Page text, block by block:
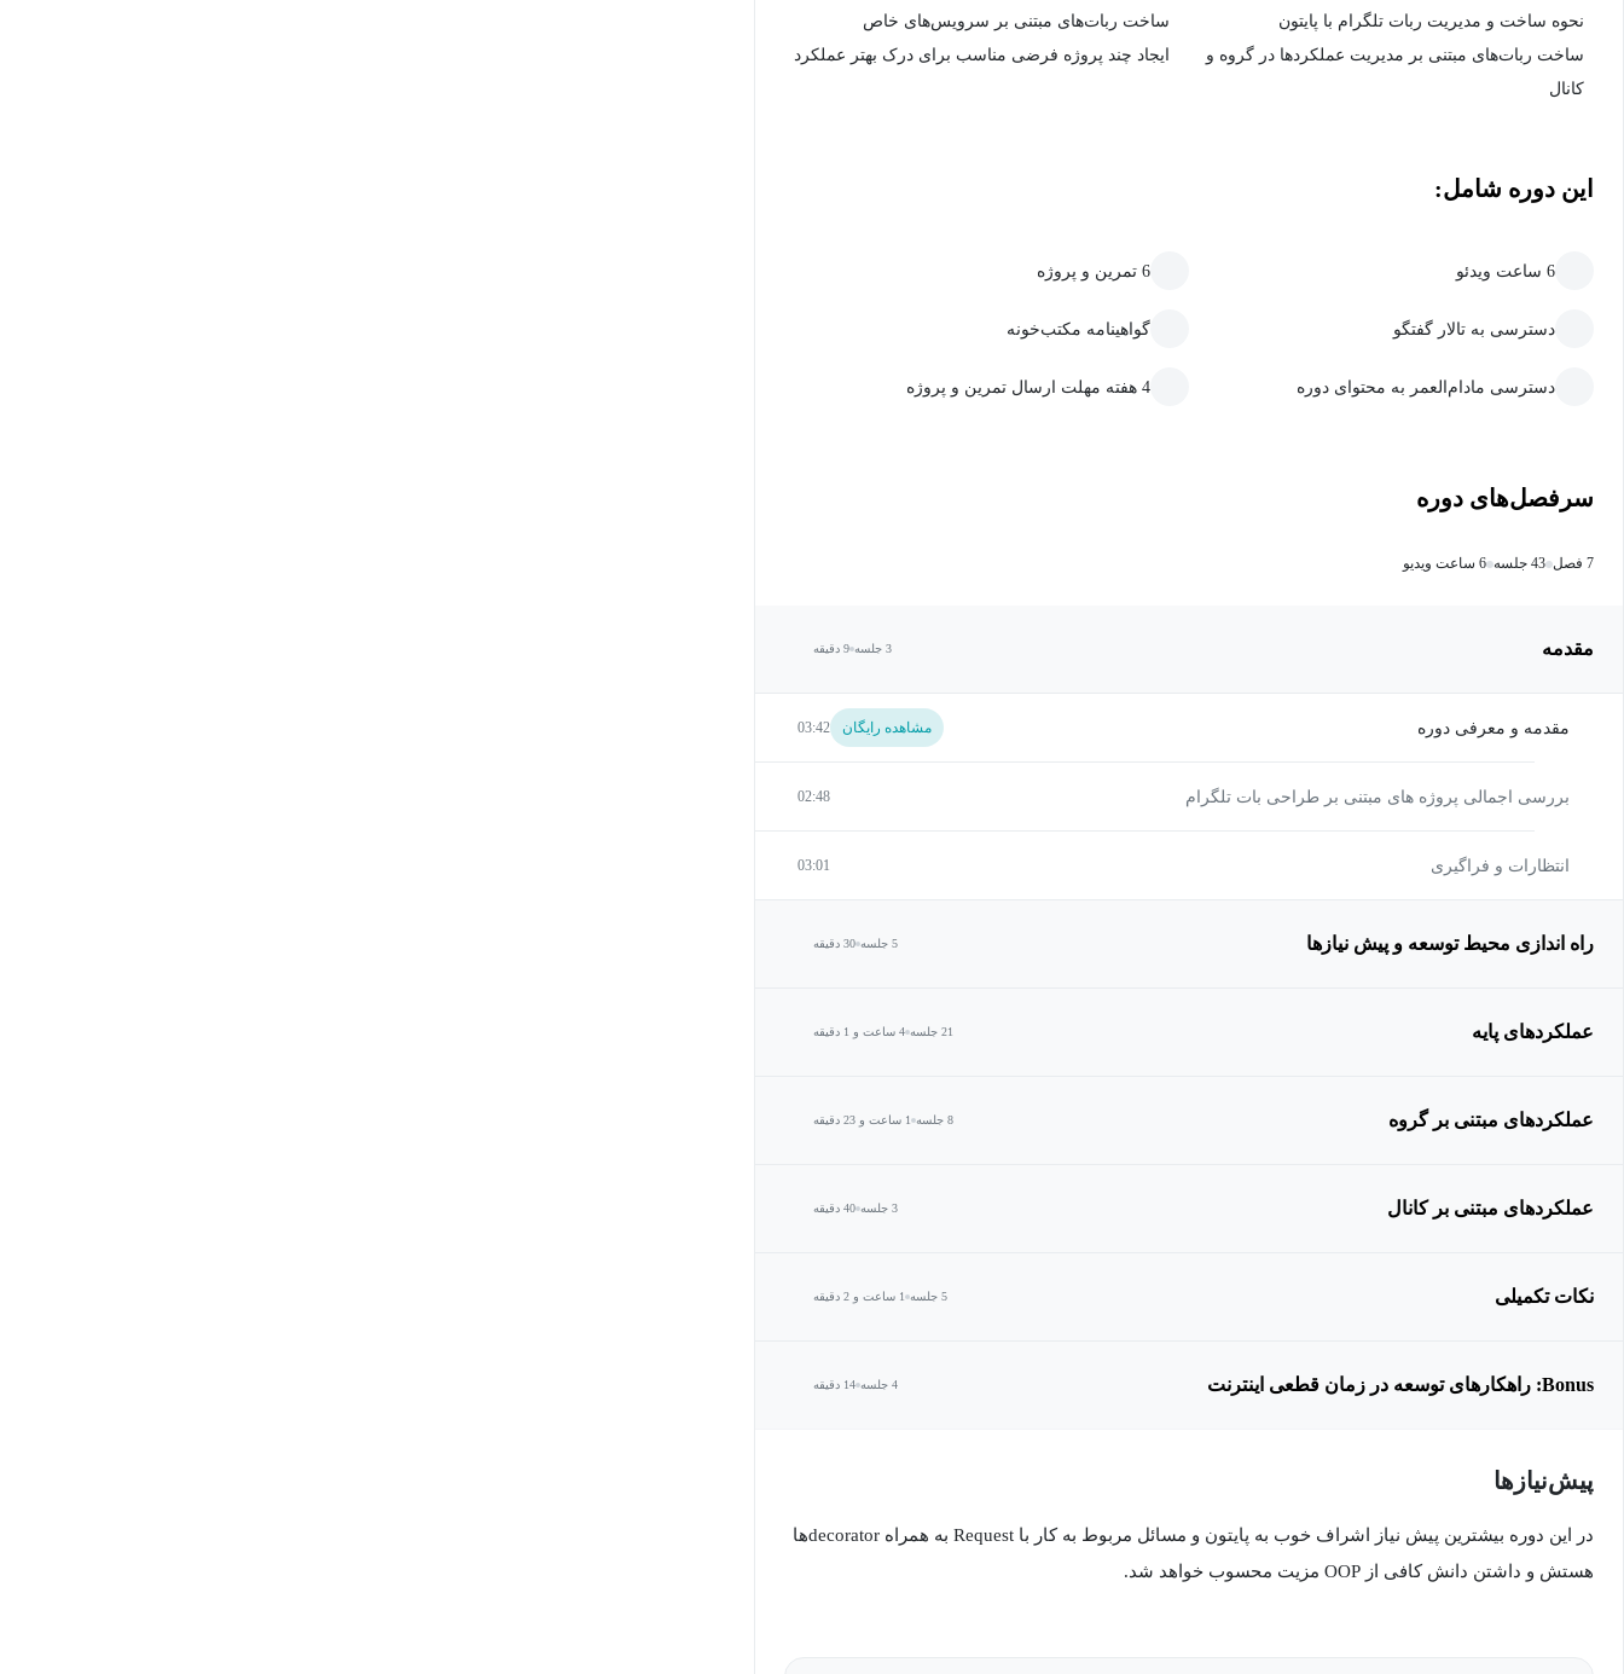
نحوه ساخت و مدیریت ربات تلگرام با پایتون
ساخت ربات‌های مبتنی بر سرویس‌های خاص
ساخت ربات‌های مبتنی بر مدیریت عملکردها در گروه و
کانال
ایجاد چند پروژه فرضی مناسب برای درک بهتر عملکرد
این دوره شامل:
6 ساعت ویدئو 6 تمرین و پروژه
دسترسی به تالار گفتگو گواهینامه مکتب‌خونه
دسترسی مادام‌العمر به محتوای دوره 4 هفته مهلت ارسال تمرین و پروژه
سرفصل‌های دوره
7 فصل 43 جلسه 6 ساعت ویدیو
مقدمه 3 جلسه 9 دقیقه
مقدمه و معرفی دوره مشاهده رایگان 03:42
بررسی اجمالی پروژه های مبتنی بر طراحی بات تلگرام 02:48
انتظارات و فراگیری 03:01
راه اندازی محیط توسعه و پیش نیازها 5 جلسه 30 دقیقه
عملکردهای پایه 21 جلسه 4 ساعت و 1 دقیقه
عملکردهای مبتنی بر گروه 8 جلسه 1 ساعت و 23 دقیقه
عملکردهای مبتنی بر کانال 3 جلسه 40 دقیقه
نکات تکمیلی 5 جلسه 1 ساعت و 2 دقیقه
Bonus: راهکارهای توسعه در زمان قطعی اینترنت 4 جلسه 14 دقیقه
پیش‌نیاز‌ها
در این دوره بیشترین پیش نیاز اشراف خوب به پایتون و مسائل مربوط به کار با Request به همراه decorator‌ها
هستش و داشتن دانش کافی از OOP مزیت محسوب خواهد شد.